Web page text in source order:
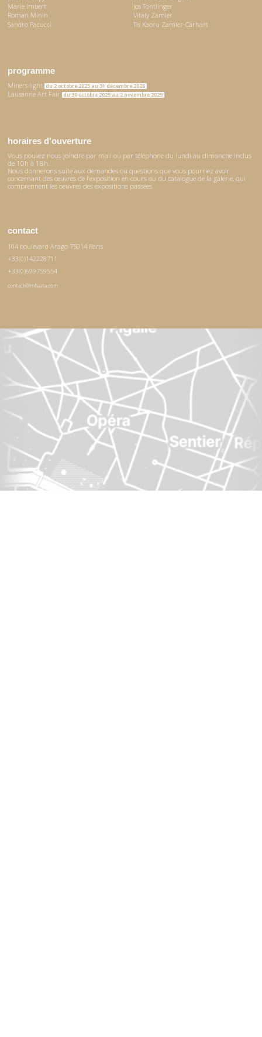
Marie Imbert
Roman Minin
Sandro Pacucci
Jos Tontlinger
Vitaly Zamler
Tis Kaoru Zamler-Carhart
programme
Miners light du 2 octobre 2025 au 31 décembre 2026
Lausanne Art Fair du 30 octobre 2025 au 2 novembre 2025
horaires d'ouverture
Vous pouvez nous joindre par mail ou par téléphone du lundi au dimanche inclus
de 10h à 18h.
Nous donnerons suite aux demandes ou questions que vous pourriez avoir
concernant des œuvres de l’exposition en cours ou du catalogue de la galerie, qui
comprennent les oeuvres des expositions passées.
contact
104 boulevard Arago 75014 Paris
+33(0)142228711
+33(0)699759554
contact@mhaata.com